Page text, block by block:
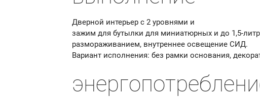
Дверной интерьер с 2уровнями и
зажимдля бутылки для миниатюрных и до 1,5-
размораживанием, внутреннее освещение СИД.
Вариант исполнения: без рамки основания,